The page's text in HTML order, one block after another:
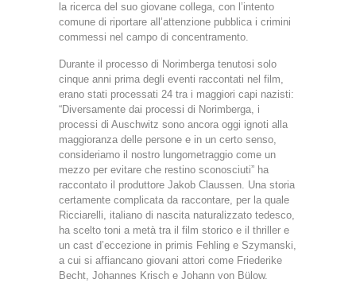
la ricerca del suo giovane collega, con l’intento
comune di riportare all’attenzione pubblica i crimini
commessi nel campo di concentramento.
Durante il processo di Norimberga tenutosi solo
cinque anni prima degli eventi raccontati nel film,
erano stati processati 24 tra i maggiori capi nazisti:
“Diversamente dai processi di Norimberga, i
processi di Auschwitz sono ancora oggi ignoti alla
maggioranza delle persone e in un certo senso,
consideriamo il nostro lungometraggio come un
mezzo per evitare che restino sconosciuti” ha
raccontato il produttore Jakob Claussen. Una storia
certamente complicata da raccontare, per la quale
Ricciarelli, italiano di nascita naturalizzato tedesco,
ha scelto toni a metà tra il film storico e il thriller e
un cast d’eccezione in primis Fehling e Szymanski,
a cui si affiancano giovani attori come Friederike
Becht, Johannes Krisch e Johann von Bülow.